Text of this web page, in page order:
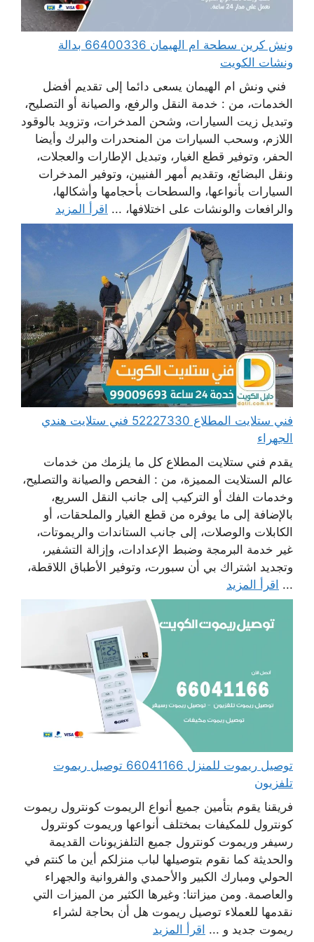
ونش كرين سطحة ام الهيمان 66400336 بدالة
ونشات الكويت
فني ونش ام الهيمان يسعى دائما إلى تقديم أفضل
الخدمات، من : خدمة النقل والرفع، والصيانة أو التصليح،
وتبديل زيت السيارات، وشحن المدخرات، وتزويد بالوقود
اللازم، وسحب السيارات من المنحدرات والبرك وأيضا
الحفر، وتوفير قطع الغيار، وتبديل الإطارات والعجلات،
ونقل البضائع، وتقديم أمهر الفنيين، وتوفير المدخرات
السيارات بأنواعها، والسطحات بأحجامها وأشكالها،
والرافعات والونشات على اختلافها، ... اقرأ المزيد
فني ستلايت المطلاع 52227330 فني ستلايت هندي
الجهراء
يقدم فني ستلايت المطلاع كل ما يلزمك من خدمات
عالم الستلايت المميزة، من : الفحص والصيانة والتصليح،
وخدمات الفك أو التركيب إلى جانب النقل السريع،
بالإضافة إلى ما يوفره من قطع الغيار والملحقات، أو
الكابلات والوصلات، إلى جانب الستاندات والريموتات،
غير خدمة البرمجة وضبط الإعدادات، وإزالة التشفير،
وتجديد اشتراك بي أن سبورت، وتوفير الأطباق اللاقطة،
... اقرأ المزيد
توصيل ريموت للمنزل 66041166 توصيل ريموت
تلفزيون
فريقنا يقوم بتأمين جميع أنواع الريموت كونترول ريموت
كونترول للمكيفات بمختلف أنواعها وريموت كونترول
رسيفر وريموت كونترول جميع التلفزيونات القديمة
والحديثة كما نقوم بتوصيلها لباب منزلكم أين ما كنتم في
الحولي ومبارك الكبير والأحمدي والفروانية والجهراء
والعاصمة. ومن ميزاتنا: وغيرها الكثير من الميزات التي
نقدمها للعملاء توصيل ريموت هل أن بحاجة لشراء
ريموت جديد و ... اقرأ المزيد